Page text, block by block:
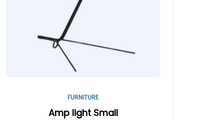
FURNITURE
Amp light Small